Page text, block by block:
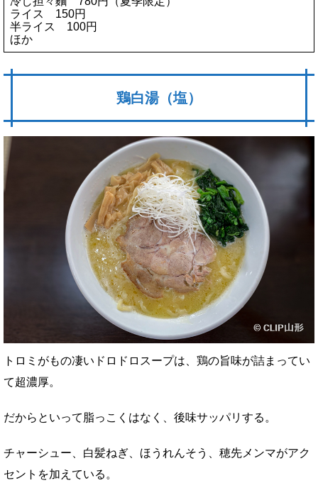
ライス 150円
半ライス 100円
ほか
鶏白湯（塩）
トロミがもの凄いドロドロスープは、鶏の旨味が詰まってい
て超濃厚。
だからといって脂っこくはなく、後味サッパリする。
チャーシュー、白髪ねぎ、ほうれんそう、穂先メンマがアク
セントを加えている。